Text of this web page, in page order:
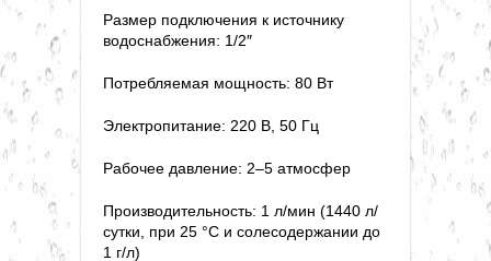
Размер подключения к источнику
водоснабжения: 1/2″
Потребляемая мощность: 80 Вт
Электропитание: 220 В, 50 Гц
Рабочее давление: 2–5 атмосфер
Производительность: 1 л/мин (1440 л/
сутки, при 25 °С и солесодержании до
1 г/л)